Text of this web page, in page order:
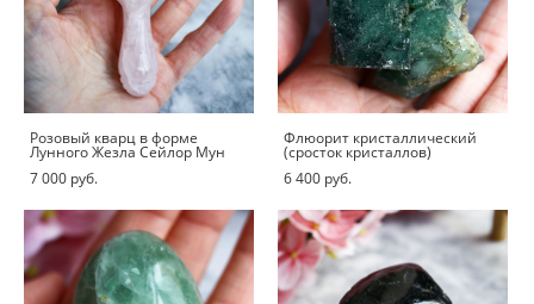
Розовый кварц в форме
Лунного Жезла Сейлор Мун
7 000 pуб.
Флюорит кристаллический
(сросток кристаллов)
6 400 pуб.